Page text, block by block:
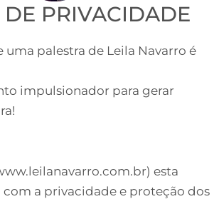
DE PRIVACIDADE
uma palestra de Leila Navarro é
impulsionador para gerar
esta
a privacidade e proteção dos